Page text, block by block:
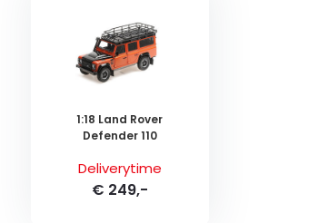
1:18 Land Rover
Defender 110
Deliverytime
€ 249,-